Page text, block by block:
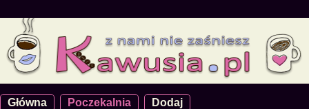
Główna Poczekalnia Dodaj